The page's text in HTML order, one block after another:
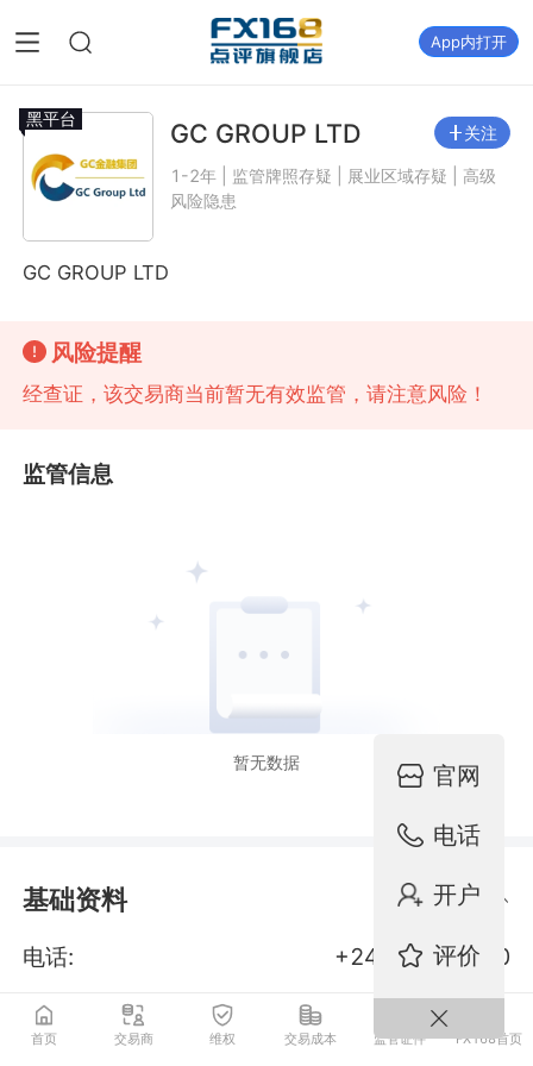
App内打开
黑平台 GC GROUP LTD 关注
1-2年 | 监管牌照存疑 | 展业区域存疑 | 高级
风险隐患
GC GROUP LTD
风险提醒
经查证，该交易商当前暂无有效监管，请注意风险！
监管信息
暂无数据
基础资料
电话:
+248 4 373 090
邮箱:
support@gcgrouplimited.com
官网
电话
开户
评价
首页 交易商 维权 交易成本 监管证件 FX168首页